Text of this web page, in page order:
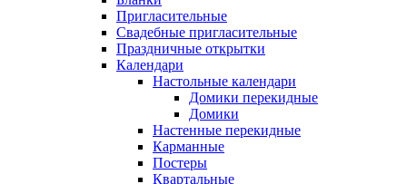
Пригласительные
Свадебные пригласительные
Праздничные открытки
Календари
Настольные календари
Домики перекидные
Домики
Настенные перекидные
Карманные
Постеры
Квартальные